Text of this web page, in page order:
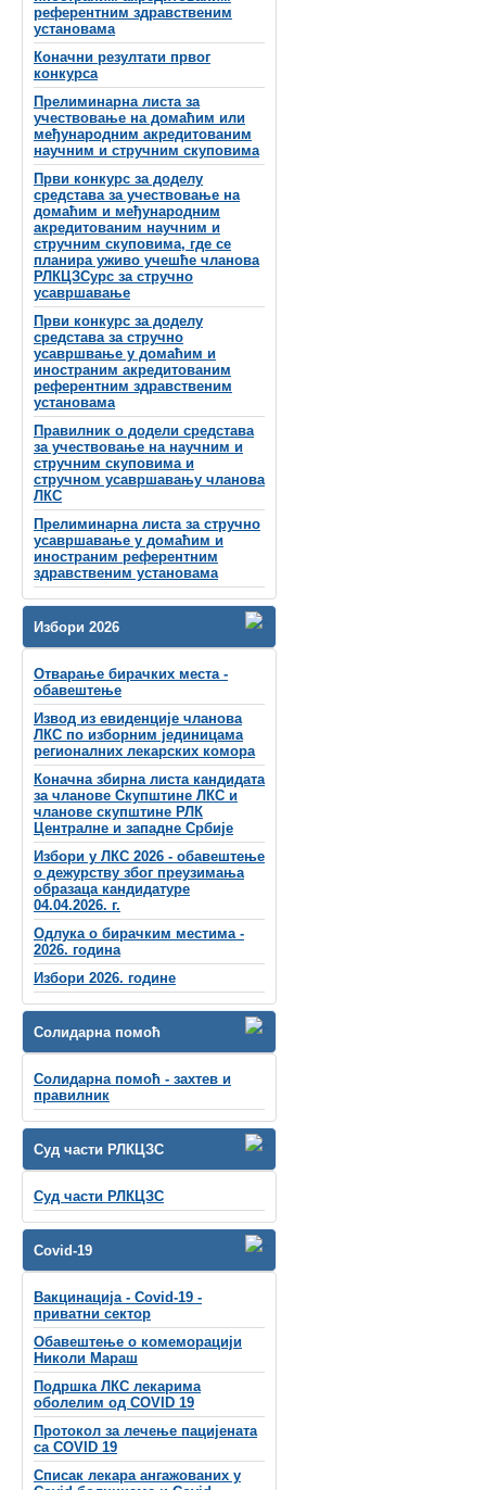
референтним здравственим
установама
Коначни резултати првог
конкурса
Прелиминарна листа за
учествовање на домаћим или
међународним акредитованим
научним и стручним скуповима
Први конкурс за доделу
средстава за учествовање на
домаћим и међународним
акредитованим научним и
стручним скуповима, где се
планира уживо учешће чланова
РЛКЦЗСурс за стручно
усавршавање
Први конкурс за доделу
средстава за стручно
усавршвање у домаћим и
иностраним акредитованим
референтним здравственим
установама
Правилник о додели средстава
за учествовање на научним и
стручним скуповима и
стручном усавршавању чланова
ЛКС
Прелиминарна листа за стручно
усавршавање у домаћим и
иностраним референтним
здравственим установама
Избори 2026
Отварање бирачких места -
обавештење
Извод из евиденције чланова
ЛКС по изборним јединицама
регионалних лекарских комора
Коначна збирна листа кандидата
за чланове Скупштине ЛКС и
чланове скупштинe РЛК
Централне и западне Србије
Избори у ЛКС 2026 - обавештење
о дежурству због преузимања
образаца кандидатуре
04.04.2026. г.
Одлука о бирачким местима -
2026. година
Избори 2026. године
Солидарна помоћ
Солидарна помоћ - захтев и
правилник
Суд части РЛКЦЗС
Суд части РЛКЦЗС
Covid-19
Вакцинација - Covid-19 -
приватни сектор
Обавештење о комеморацији
Николи Мараш
Подршка ЛКС лекарима
оболелим од COVID 19
Протокол за лечење пацијената
са COVID 19
Списак лекара ангажованих у